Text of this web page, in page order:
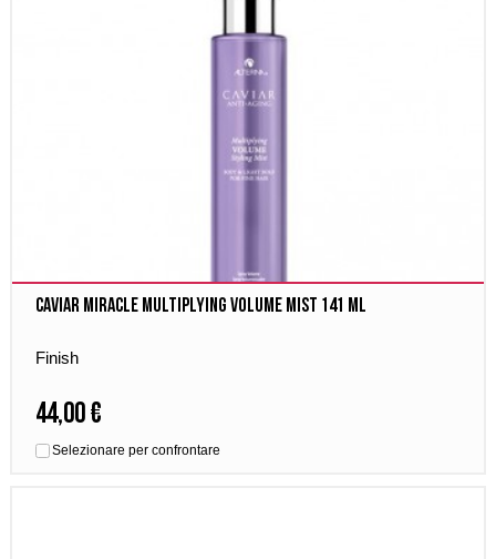
Caviar Miracle Multiplying Volume Mist 141 ml
Finish
44,00 €
Selezionare per confrontare